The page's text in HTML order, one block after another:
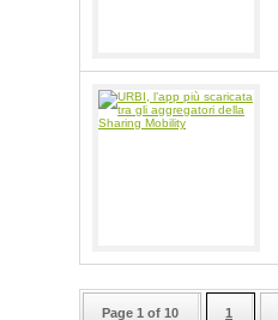
Page 1 of 10 1